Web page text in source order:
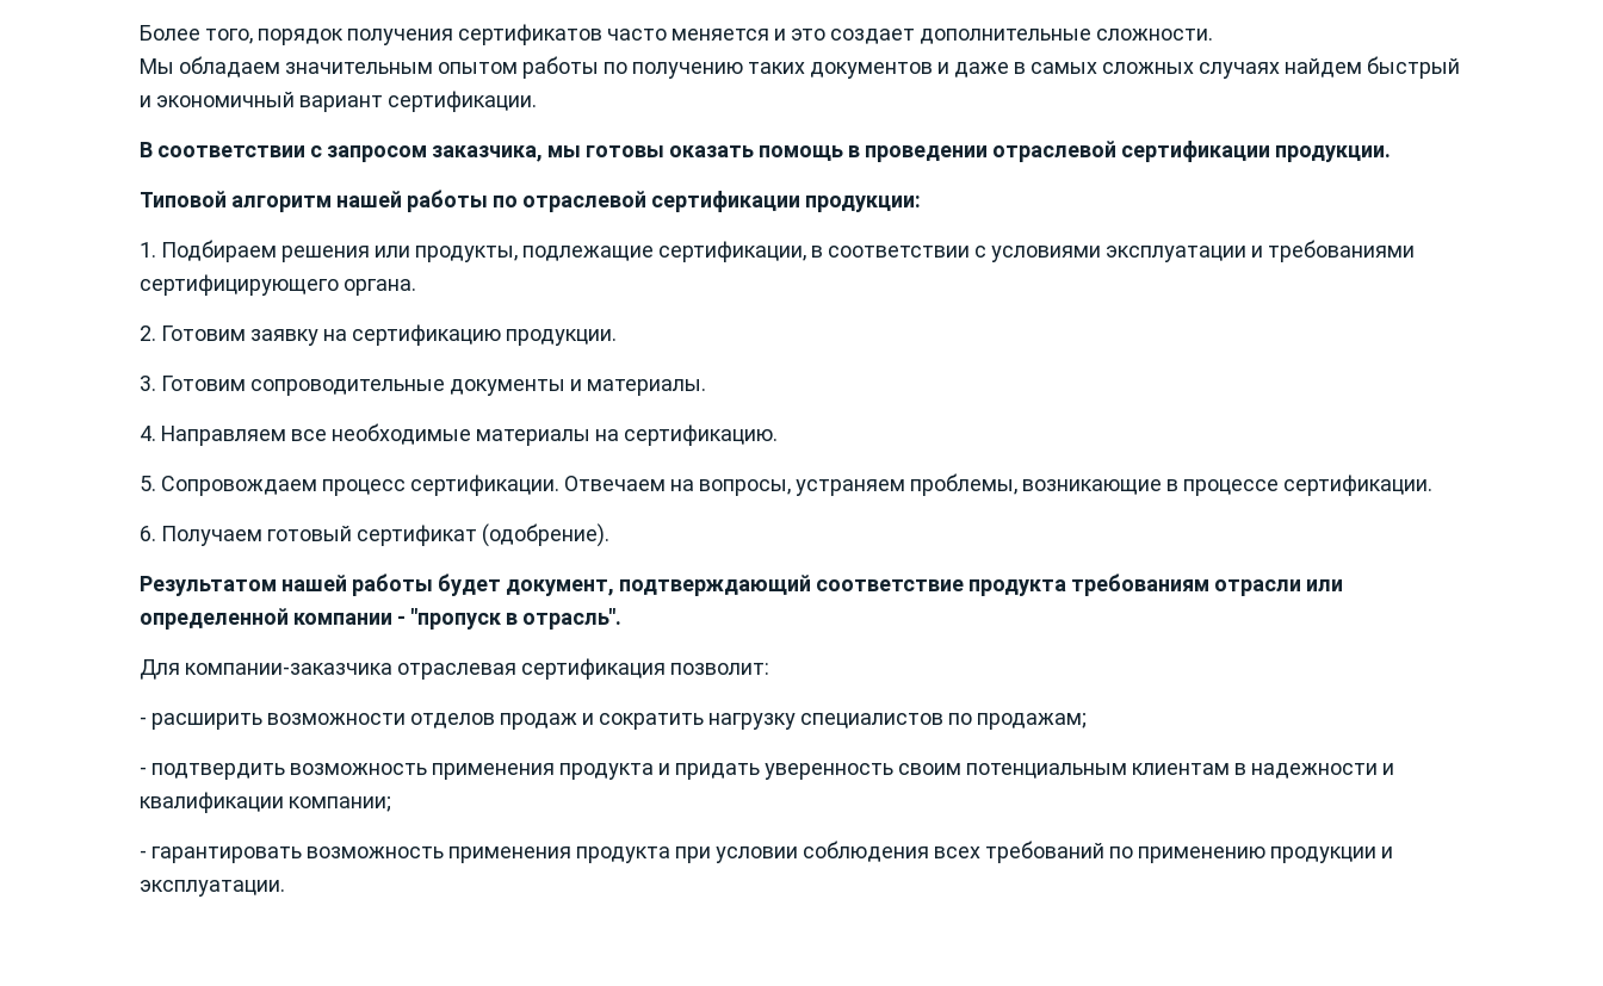
Более того, порядок получения сертификатов часто меняется и это создает дополнительные сложности.
Мы обладаем значительным опытом работы по получению таких документов и даже в самых сложных случаях найдем быстрый
и экономичный вариант сертификации.
В соответствии с запросом заказчика, мы готовы оказать помощь в проведении отраслевой сертификации продукции.
Типовой алгоритм нашей работы по отраслевой сертификации продукции:
1. Подбираем решения или продукты, подлежащие сертификации, в соответствии с условиями эксплуатации и требованиями
сертифицирующего органа.
2. Готовим заявку на сертификацию продукции.
3. Готовим сопроводительные документы и материалы.
4. Направляем все необходимые материалы на сертификацию.
5. Сопровождаем процесс сертификации. Отвечаем на вопросы, устраняем проблемы, возникающие в процессе сертификации.
6. Получаем готовый сертификат (одобрение).
Результатом нашей работы будет документ, подтверждающий соответствие продукта требованиям отрасли или
определенной компании - "пропуск в отрасль".
Для компании-заказчика отраслевая сертификация позволит:
- расширить возможности отделов продаж и сократить нагрузку специалистов по продажам;
- подтвердить возможность применения продукта и придать уверенность своим потенциальным клиентам в надежности и
квалификации компании;
- гарантировать возможность применения продукта при условии соблюдения всех требований по применению продукции и
эксплуатации.